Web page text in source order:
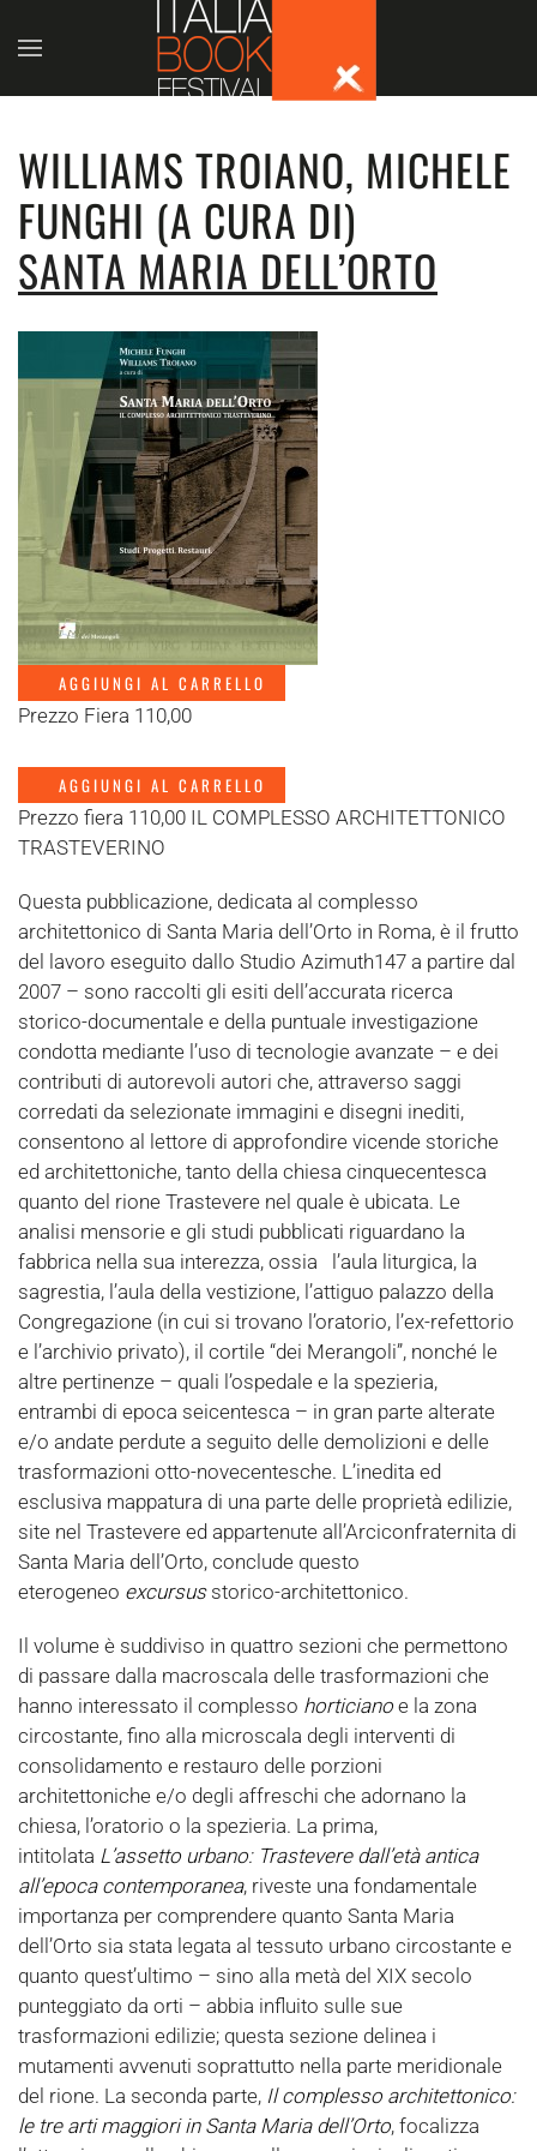
Skip to main content
WILLIAMS TROIANO, MICHELE
FUNGHI (A CURA DI)
SANTA MARIA DELL’ORTO
AGGIUNGI AL CARRELLO
Prezzo Fiera 110,00
AGGIUNGI AL CARRELLO
Prezzo fiera 110,00 IL COMPLESSO ARCHITETTONICO
TRASTEVERINO
Questa pubblicazione, dedicata al complesso
architettonico di Santa Maria dell’Orto in Roma, è il frutto
del lavoro eseguito dallo Studio Azimuth147 a partire dal
2007 – sono raccolti gli esiti dell’accurata ricerca
storico-documentale e della puntuale investigazione
condotta mediante l’uso di tecnologie avanzate – e dei
contributi di autorevoli autori che, attraverso saggi
corredati da selezionate immagini e disegni inediti,
consentono al lettore di approfondire vicende storiche
ed architettoniche, tanto della chiesa cinquecentesca
quanto del rione Trastevere nel quale è ubicata. Le
analisi mensorie e gli studi pubblicati riguardano la
fabbrica nella sua interezza, ossia l’aula liturgica, la
sagrestia, l’aula della vestizione, l’attiguo palazzo della
Congregazione (in cui si trovano l’oratorio, l’ex-refettorio
e l’archivio privato), il cortile “dei Merangoli”, nonché le
altre pertinenze – quali l’ospedale e la spezieria,
entrambi di epoca seicentesca – in gran parte alterate
e/o andate perdute a seguito delle demolizioni e delle
trasformazioni otto-novecentesche. L’inedita ed
esclusiva mappatura di una parte delle proprietà edilizie,
site nel Trastevere ed appartenute all’Arciconfraternita di
Santa Maria dell’Orto, conclude questo
eterogeneo excursusstorico-architettonico.
Il volume è suddiviso in quattro sezioni che permettono
di passare dalla macroscala delle trasformazioni che
hanno interessato il complesso horticiano e la zona
circostante, fino alla microscala degli interventi di
consolidamento e restauro delle porzioni
architettoniche e/o degli affreschi che adornano la
chiesa, l’oratorio o la spezieria. La prima,
intitolata L’assetto urbano: Trastevere dall’età antica
all’epoca contemporanea, riveste una fondamentale
importanza per comprendere quanto Santa Maria
dell’Orto sia stata legata al tessuto urbano circostante e
quanto quest’ultimo – sino alla metà del XIX secolo
punteggiato da orti – abbia influito sulle sue
trasformazioni edilizie; questa sezione delinea i
mutamenti avvenuti soprattutto nella parte meridionale
del rione. La seconda parte, Il complesso architettonico:
le tre arti maggiori in Santa Maria dell’Orto, focalizza